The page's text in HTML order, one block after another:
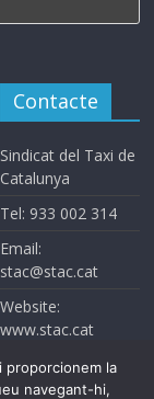
Contacte
Sindicat del Taxi de
Catalunya
Tel: 933 002 314
Email:
stac@stac.cat
Website:
www.stac.cat
proporcionem la
navegant-hi,